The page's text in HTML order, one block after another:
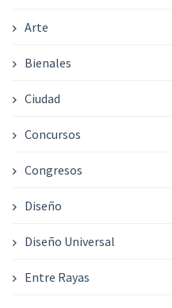
Arte
Bienales
Ciudad
Concursos
Congresos
Diseño
Diseño Universal
Entre Rayas